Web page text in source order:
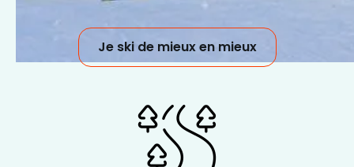
Je ski de mieux en mieux